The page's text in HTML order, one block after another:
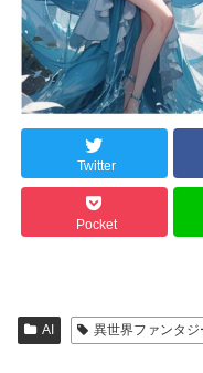
Twitter
Pocket
AI 異世界ファンタジ